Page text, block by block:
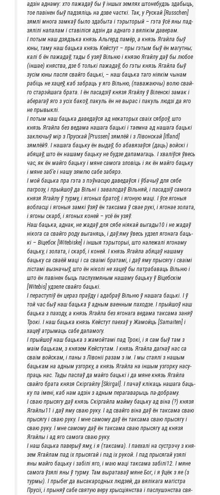
адзін адна­му: хто пажа­даў бы ў іншых зем­лях што­не­будзь здаб­ы­ць,
тое паві­нен быў пад­зя­лі­ць на дзве част­кі. Так, у Рус­кай [Russchen]
зям­лі мно­га зам­каў было здаб­ы­та і тэры­то­рый – гэта ўсё яны пад­
зя­лілі напа­лам і ставілі­ся адзін да адна­го з вялікім даверам.
І потым наш дзяд­зь­ка князь Аль­герд памёр, а князь Ягай­ла быў
юны, таму наш баць­ка князь Кей­с­тут – пры гэтым быў ён магут­ны;
калі б ён пажа­даў, тады б узяў Віль­ню і кня­зю Ягай­лу даў бы любое
(іншае) княст­ва, дзе б толь­кі пажа­даў, бо гэты князь Ягай­ла быў
зусім юны пас­ля свай­го баць­кі, – наш баць­ка таго нія­кім чынам
рабі­ць не хацеў, каб забра­ць у яго Віль­ню, (пава­жа­ю­чы) волю свай­
го стар­эй­ша­га бра­та. І ён пасад­зіў кня­зя Ягай­лу ў Вілен­скі замак і
абе­ра­гаў яго з усіх бакоў, пакуль ён не вырас і пакуль люд­зі да яго
не прывыклі.
І потым наш баць­ка даве­даў­ся ад нека­то­рых сваіх сяброў, што
князь Ягай­ла без веда­ма наша­га баць­кі і таем­на ад наша­га баць­кі
заклю­чыў мір з Прус­кай [Prussen] зям­лёй і з Лівон­скай [Ifland]
зямлёй9. І наша­га баць­ку ён выдаў, бо аба­вя­за­ў­ся (даць) вой­скі і
абя­цаў, што ён наша­му баць­ку не буд­зе дапа­ма­га­ць. І хваліў­ся ўвесь
час, як ён май­го баць­ку і мяне само­га зло­ві­ць і як ён май­го баць­ку
і мяне заб’е і нашу зям­лю сабе забярэ.
І мой баць­ка пра гэта з пэў­на­сцю даве­даў­ся і ўба­чыў для сябе
пагро­зу, і прый­шоў да Віль­ні і зава­ло­даў Віль­няй, і пасад­зіў само­га
кня­зя Ягай­лу ў тур­му, і яго­ных бра­тоў, і яго­ную маці. І ўсе яго­ныя
воб­лас­ці і яго­ныя зам­кі ўзяў ён так­са­ма ў свае рукі, і яго­нае зола­та,
і яго­ны скарб, і яго­ных коней – усё ён узяў.
Наш баць­ка, аднак, не жадаў для сябе нія­кай выгады10 і не жадаў
ніко­га са свай­го роду выга­ня­ць, і даў.яму ўвесь удзел яго­на­га баць­
кі – Віцебск [Witebiske] і іншыя тэры­то­рыі, што нале­жалі яго­на­му
баць­ку, і зола­та, і скарб, і коней. І князь Ягай­ла абя­цаў наша­му
баць­ку са сва­ёй маці і са сваі­мі бра­та­мі, і даў яму пры­ся­гу і сваі­мі
ліста­мі вызна­чыў, што ён ніколі не хацеў бы патра­ба­ва­ць Віль­ню і
што ён паві­нен быць пас­лух­мя­ным наша­му баць­ку ў Віцеб­скім
[Witebis] удзе­ле свай­го бацькі.
І перас­ту­піў ён цераз праў­ду і адаб­раў Віль­ню ў наша­га баць­кі. І ў
той час быў наш баць­ка ў адным ваен­ным паход­зе. І прый­шоў наш
баць­ка з пахо­ду, а князь Ягай­ла без яго­на­га веда­ма так­са­ма заняў
Тро­кі. І наш баць­ка князь Кей­с­тут пае­хаў у Жамой­ць [Samaiten] і
хацеў атры­ма­ць сабе дапамогу.
І прый­шоў наш баць­ка з жамой­та­мі пад Тро­кі, і я сам быў там з
маім баць­кам, з кня­зем Кей­с­ту­там. І князь Ягай­ла даг­наў нас са
сваім вой­скам, і паны з Лівоніі разам з ім. І мы ста­я­лі з нашым
баць­кам на адным узгор­ку, а князь Ягай­ла на іншым узгор­ку насу­
пра­ць нас. Тады пас­лаў да май­го баць­кі і да мяне князь Ягай­ла
свай­го бра­та кня­зя Скір­гай­лу [Skirgal]. І пачаў кліка­ць наша­га баць­
ку па імені, каб нам адзін з адным пера­га­ва­ры­ць па-добраму.
І сваю пры­ся­гу даў князь Скір­гай­ла май­му баць­ку ад віна (?) кня­зя
Ягайлы11 і даў яму сваю руку. І ад свай­го віна даў ён так­са­ма сваю
пры­ся­гу і сваю руку. І мне само­му даў ён так­са­ма сваю пры­ся­гу і
сваю руку. І мне само­му даў ён так­са­ма сваю пры­ся­гу ад кня­зя
Ягай­лы і ад яго само­га сваю руку.
І наш баць­ка паве­рыў яму, і я (так­са­ма). І пае­халі на сустр­э­чу з кня­
зем Ягай­лам пад іх пры­ся­гай і пад іх рукой. І пад пры­ся­гай узя­лі
яны май­го баць­ку і забілі яго, і маю маці так­са­ма забілі12. І мяне
само­га ўзя­лі яны ў тур­му. Там выра­та­ваў мяне Бог, і я ўцёк з яе (з
тур­мы). І пры­бег да выса­ка­род­ных люд­зей, да вяліка­га магіст­ра
Прусіі, і пры­няў сабе свя­тую веру хры­с­ціян­ства і пас­лу­ш­эн­ства свя­